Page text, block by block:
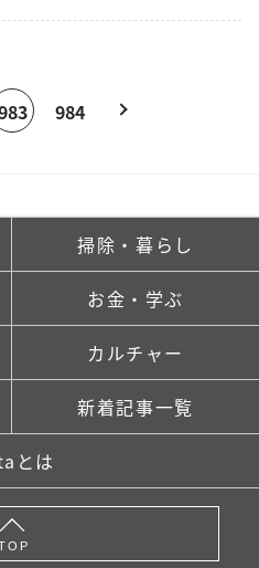
984
掃除・暮らし
お金・学ぶ
カルチャー
新着記事一覧
とは